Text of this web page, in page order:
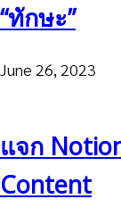
“ทักษะ”
June 26, 2023
แจก
Content